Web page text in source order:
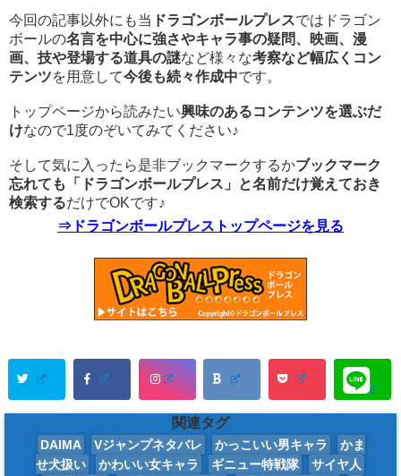
今回の記事以外にも当 ドラゴンボールプレスではドラゴン
ボールの名言を中心に強さやキャラ事の疑問、映画、漫
画、技や登場する道具の謎など様々な考察など幅広くコン
テンツを用意して今後も続々作成中です。
トップページから読みたい興味のあるコンテンツを選ぶだ
けなので1度のぞいてみてください♪
そして気に入ったら是非ブックマークするかブックマーク
忘れても「ドラゴンボールプレス」と名前だけ覚えておき
検索するだけでOKです♪
⇒ドラゴンボールプレストップページを見る
関連タグ
DAIMA Vジャンプネタバレ かっこいい男キャラ
かま
せ犬扱い
かわいい女キャラ ギニュー特戦隊
サイヤ人